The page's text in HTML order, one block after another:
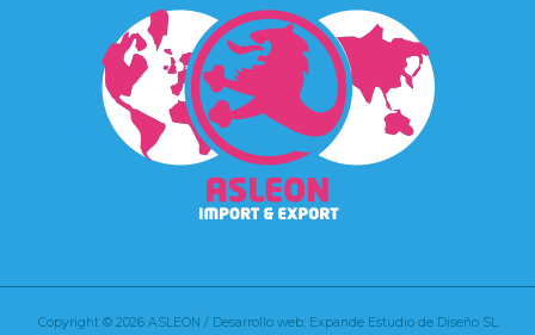
Copyright © 2026 ASLEON / Desarrollo web: Expande Estudio de Diseño SL